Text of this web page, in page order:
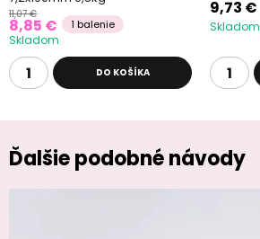
11,07 €
8,85 € 1 balenie
Skladom
DO KOŠÍKA
9,73 €
Skladom
Ďalšie podobné návody